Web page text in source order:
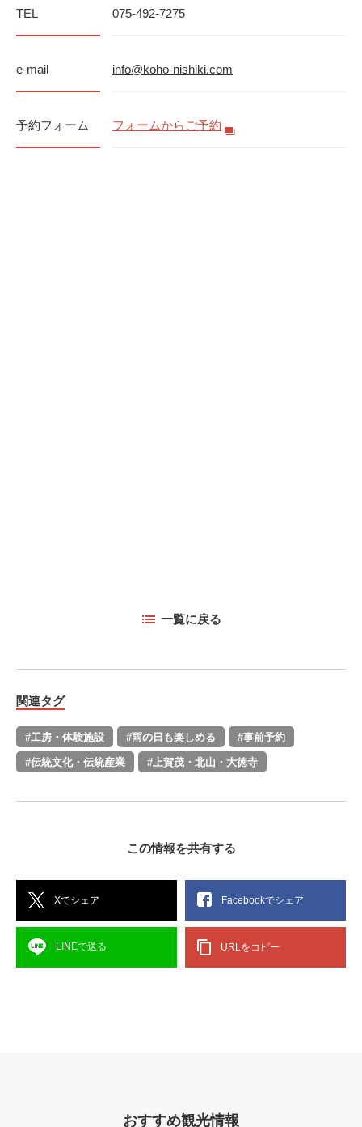
TEL 075-492-7275
e-mail info@koho-nishiki.com
予約フォーム フォームからご予約
一覧に戻る
関連タグ
#工房・体験施設 #雨の日も楽しめる #事前予約
#伝統文化・伝統産業 #上賀茂・北山・大徳寺
この情報を共有する
Xでシェア Facebookでシェア
LINEで送る URLをコピー
おすすめ観光情報